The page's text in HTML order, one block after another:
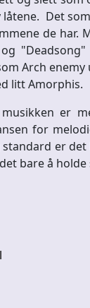
Det
de
Arch
litt Amorphis.
er
for
er
bare å holde